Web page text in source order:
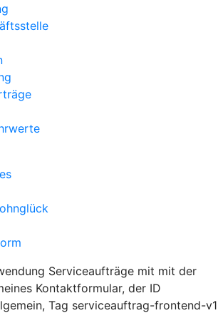
Serviceaufträge mit mit der
Kontaktformular, der ID
Tag serviceauftrag-frontend-v1